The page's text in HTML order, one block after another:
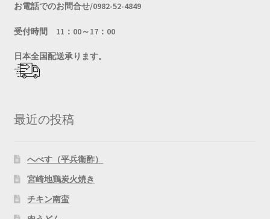
お電話でのお問合せ/0982-52-4849
受付時間 11：00～17：00
日本全国配送承ります。
最近の投稿
へべす（平兵衛酢）
宮崎地鶏炭火焼き
チキン南蛮